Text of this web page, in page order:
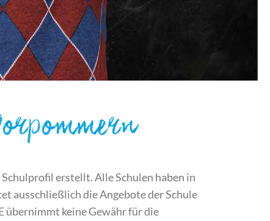
erstellt. Alle Schulen haben in
ausschließlich die Angebote der Schule
übernimmt keine Gewähr für die